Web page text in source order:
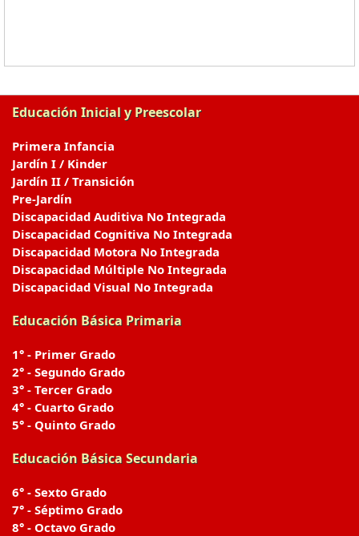
Educación Inicial y Preescolar
Primera Infancia
Jardín I / Kinder
Jardín II / Transición
Pre-Jardín
Discapacidad Auditiva No Integrada
Discapacidad Cognitiva No Integrada
Discapacidad Motora No Integrada
Discapacidad Múltiple No Integrada
Discapacidad Visual No Integrada
Educación Básica Primaria
1° - Primer Grado
2° - Segundo Grado
3° - Tercer Grado
4° - Cuarto Grado
5° - Quinto Grado
Educación Básica Secundaria
6° - Sexto Grado
7° - Séptimo Grado
8° - Octavo Grado